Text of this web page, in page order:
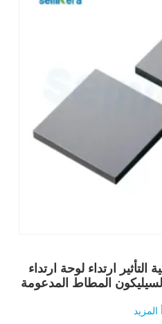
ارتداء لوحة ارتداء
المطاط المدعومة
المزيد